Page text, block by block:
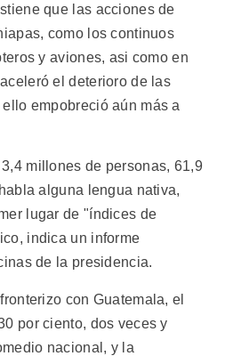
que las acciones de
como los continuos
y aviones, asi como en
el deterioro de las
empobreció aún más a
millones de personas, 61,9
alguna lengua nativa,
lugar de "índices de
indica un informe
de la presidencia.
con Guatemala, el
por ciento, dos veces y
nacional, y la